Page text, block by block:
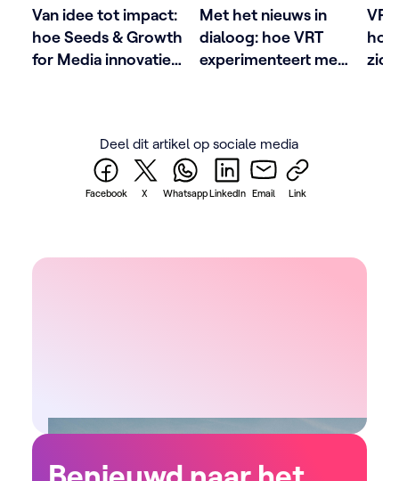
Van idee tot impact:
hoe Seeds & Growth
for Media innovatie
Met het nieuws in
dialoog: hoe VRT
experimenteert met
hoe
Deel dit artikel op sociale media
Facebook X WhatsappLinkedIn Email Link